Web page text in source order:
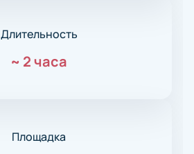
Длительность
~ 2 часа
Площадка